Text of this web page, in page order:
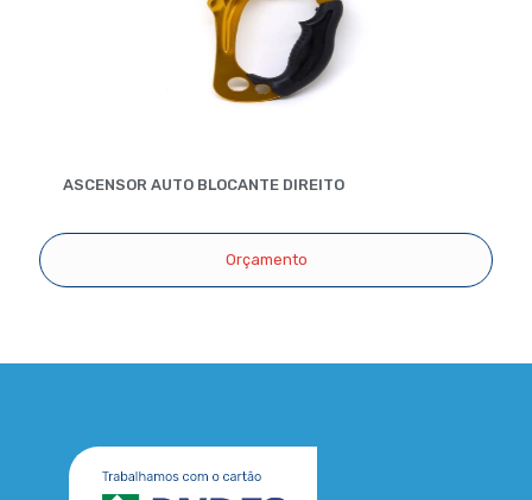
ASCENSOR AUTO BLOCANTE DIREITO
Orçamento